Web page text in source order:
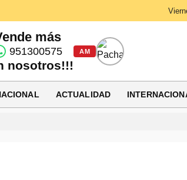
más
951300575
nosotros!!!
AM
ACTUALIDAD